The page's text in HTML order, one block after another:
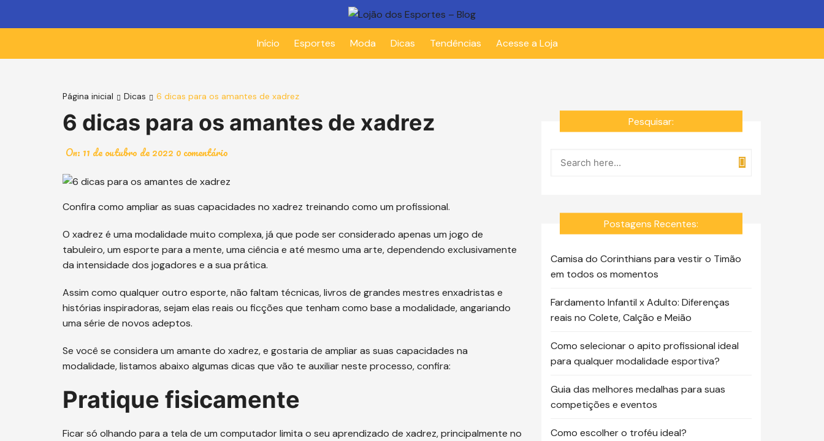
Início Esportes Moda Dicas Tendências Acesse a Loja
Página inicial Dicas 6 dicas para os amantes de xadrez
6 dicas para os amantes de xadrez
On: 11 de outubro de 2022 0 comentário
Confira como ampliar as suas capacidades no xadrez treinando como um profissional.
O xadrez é uma modalidade muito complexa, já que pode ser considerado apenas um jogo de
tabuleiro, um esporte para a mente, uma ciência e até mesmo uma arte, dependendo exclusivamente
da intensidade dos jogadores e a sua prática.
Assim como qualquer outro esporte, não faltam técnicas, livros de grandes mestres enxadristas e
histórias inspiradoras, sejam elas reais ou ficções que tenham como base a modalidade, angariando
uma série de novos adeptos.
Se você se considera um amante do xadrez, e gostaria de ampliar as suas capacidades na
modalidade, listamos abaixo algumas dicas que vão te auxiliar neste processo, confira:
Pratique fisicamente
Ficar só olhando para a tela de um computador limita o seu aprendizado de xadrez, principalmente no
Pesquisar:
Postagens Recentes:
Camisa do Corinthians para vestir o Timão
em todos os momentos
Fardamento Infantil x Adulto: Diferenças
reais no Colete, Calção e Meião
Como selecionar o apito profissional ideal
para qualquer modalidade esportiva?
Guia das melhores medalhas para suas
competições e eventos
Como escolher o troféu ideal?